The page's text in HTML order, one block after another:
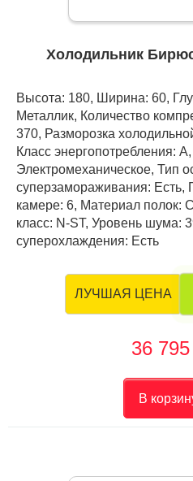
Холодильник
Высота: 180, Ширина: 60,
Металлик, Количество
370, Разморозка
Класс энергопотребления:
Электромеханическое, Тип
суперзамораживания: Есть,
камере: 6, Материал полок:
класс: N-ST, Уровень шума:
суперохлаждения: Есть
ЛУЧШАЯ ЦЕНА
36
В